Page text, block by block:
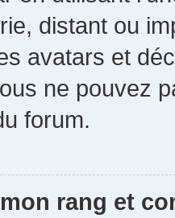
distant ou
avatars et
ne pouvez
forum.
rang et